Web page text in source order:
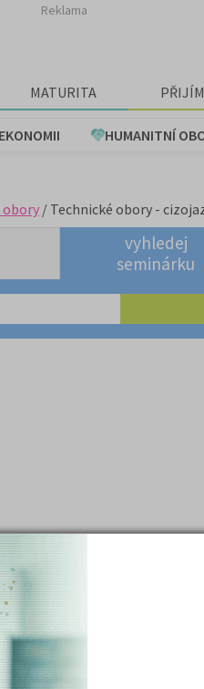
Reklama
MATURITA
EKONOMII HUMANITNÍ
obory/ Technické obory -
vyhledej
seminárku